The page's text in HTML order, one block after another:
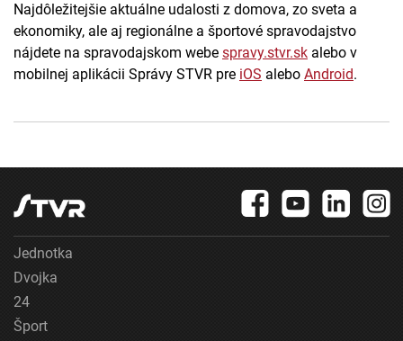
Najdôležitejšie aktuálne udalosti z domova, zo sveta a
ekonomiky, ale aj regionálne a športové spravodajstvo
nájdete na spravodajskom webe spravy.stvr.sk alebo v
mobilnej aplikácii Správy STVR pre iOS alebo Android.
Jednotka
Dvojka
24
Šport